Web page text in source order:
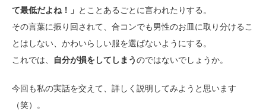
て最低だよね！」 とことあるごとに言われたりする。
その言葉に振り回されて、合コンでも男性のお皿に取り分けるこ
とはしない、かわいらしい服を選ばないようにする。
これでは、
自分が損をしてしまう のではないでしょうか。
今回も私の実話を交えて、詳しく説明してみようと思います
（笑）。